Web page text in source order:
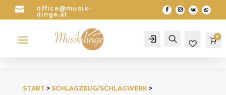

office@musik-
dinge.at
a Account Search 0
START > SCHLAGZEUG/SCHLAGWERK>